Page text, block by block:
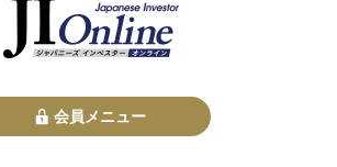
会員メニュー